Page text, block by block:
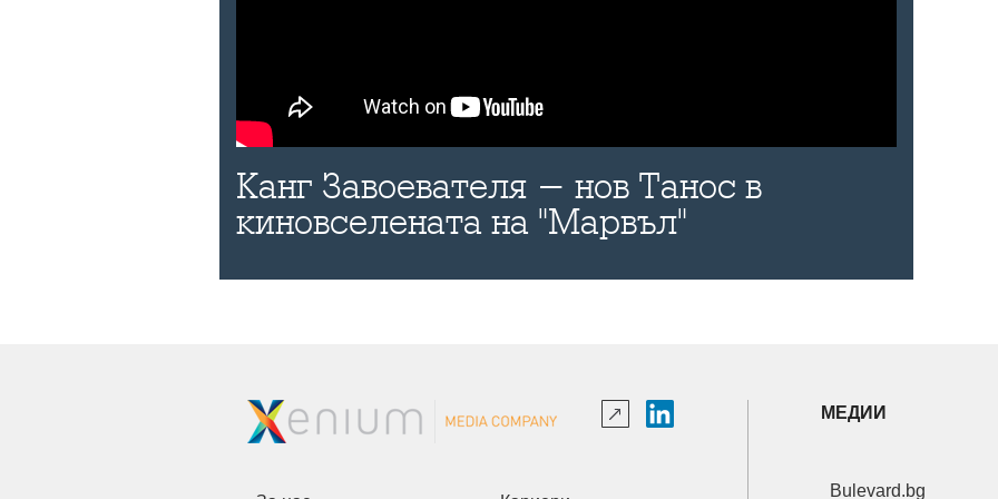
Канг Завоевателя - нов Танос в
киновселената на "Марвъл"
МЕДИИ
Bulevard.bg